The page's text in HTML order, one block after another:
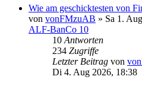
Wie am geschicktesten von
von vonFMzuAB » Sa 1.
ALF-BanCo 10
10 Antworten
234 Zugriffe
Letzter Beitrag von
Di 4. Aug 2026, 18:38